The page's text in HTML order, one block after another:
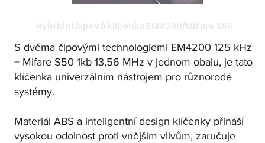
S dvěma čipovými technologiemi EM4200 125 kHz
+ Mifare S50 1kb 13,56 MHz v jednom obalu, je tato
klíčenka univerzálním nástrojem pro různorodé
systémy.
Materiál ABS a inteligentní design klíčenky přináší
vysokou odolnost proti vnějším vlivům, zaručuje